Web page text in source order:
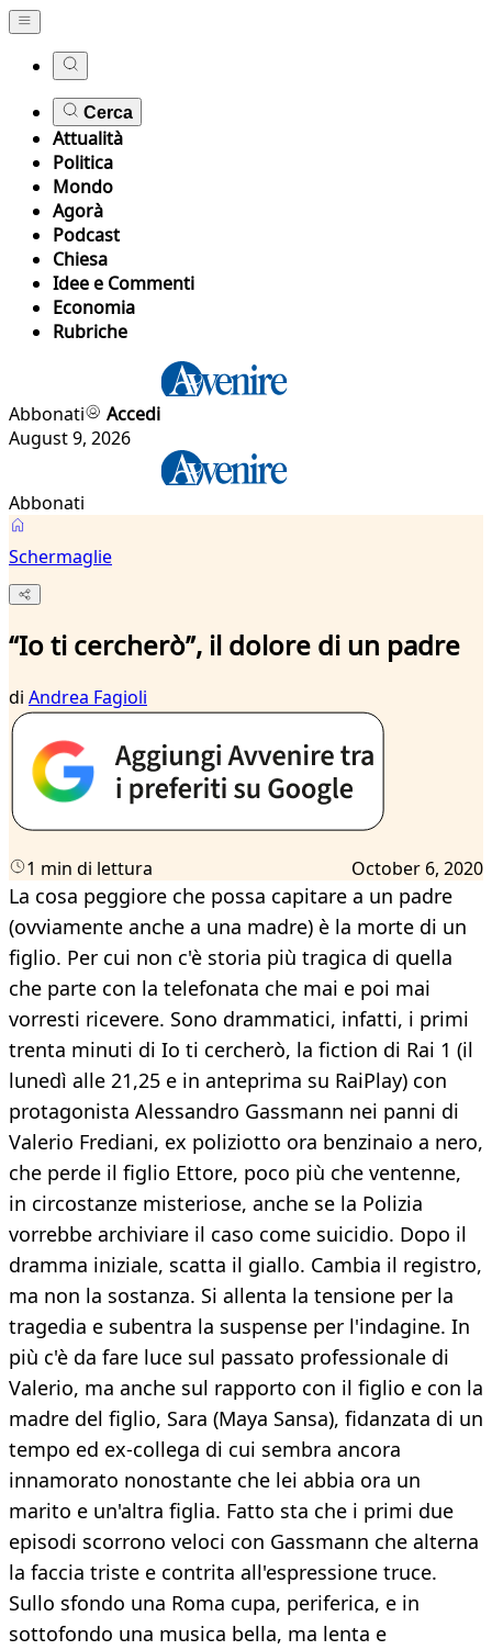
Cerca
Attualità
Politica
Mondo
Agorà
Podcast
Chiesa
Idee e Commenti
Economia
Rubriche
Abbonati
Accedi
August 9, 2026
Abbonati
Schermaglie
“Io ti cercherò”, il dolore di un padre
di Andrea Fagioli
1 min di lettura October 6, 2020
La cosa peggiore che possa capitare a un padre
(ovviamente anche a una madre) è la morte di un
figlio. Per cui non c'è storia più tragica di quella
che parte con la telefonata che mai e poi mai
vorresti ricevere. Sono drammatici, infatti, i primi
trenta minuti di Io ti cercherò, la fiction di Rai 1 (il
lunedì alle 21,25 e in anteprima su RaiPlay) con
protagonista Alessandro Gassmann nei panni di
Valerio Frediani, ex poliziotto ora benzinaio a nero,
che perde il figlio Ettore, poco più che ventenne,
in circostanze misteriose, anche se la Polizia
vorrebbe archiviare il caso come suicidio. Dopo il
dramma iniziale, scatta il giallo. Cambia il registro,
ma non la sostanza. Si allenta la tensione per la
tragedia e subentra la suspense per l'indagine. In
più c'è da fare luce sul passato professionale di
Valerio, ma anche sul rapporto con il figlio e con la
madre del figlio, Sara (Maya Sansa), fidanzata di un
tempo ed ex-collega di cui sembra ancora
innamorato nonostante che lei abbia ora un
marito e un'altra figlia. Fatto sta che i primi due
episodi scorrono veloci con Gassmann che alterna
la faccia triste e contrita all'espressione truce.
Sullo sfondo una Roma cupa, periferica, e in
sottofondo una musica bella, ma lenta e